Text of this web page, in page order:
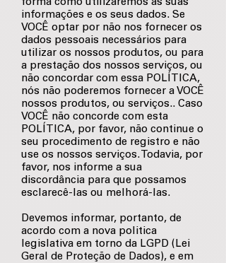
forma como utilizaremos as suas
informações e os seus dados. Se
VOCÊ optar por não nos fornecer os
dados pessoais necessários para
utilizar os nossos produtos, ou para
a prestação dos nossos serviços, ou
não concordar com essa POLÍTICA,
nós não poderemos fornecer a VOCÊ
nossos produtos, ou serviços.. Caso
VOCÊ não concorde com esta
POLÍTICA, por favor, não continue o
seu procedimento de registro e não
use os nossos serviços. Todavia, por
favor, nos informe a sua
discordância para que possamos
esclarecê-las ou melhorá-las.
Devemos informar, portanto, de
acordo com a nova politica
legislativa em torno da LGPD (Lei
Geral de Proteção de Dados), e em